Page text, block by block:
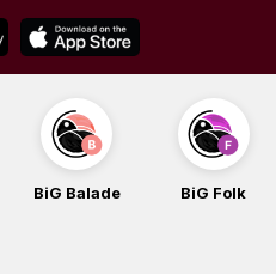
BiG Folk BiG iG